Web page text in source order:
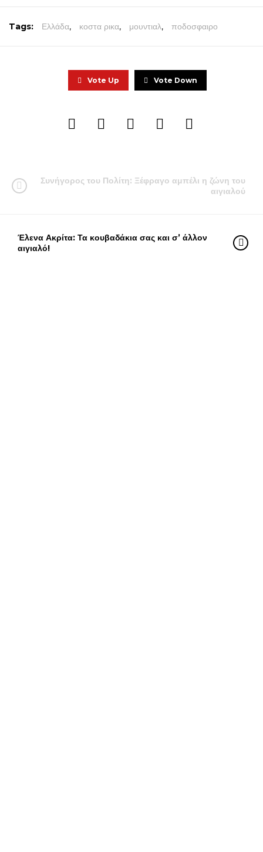
Tags: Ελλάδα, κοστα ρικα, μουντιαλ, ποδοσφαιρο
Vote Up Vote Down
Συνήγορος του Πολίτη: Ξέφραγο αμπέλι η ζώνη του
αιγιαλού
Έλενα Ακρίτα: Τα κουβαδάκια σας και σ’ άλλον
αιγιαλό!